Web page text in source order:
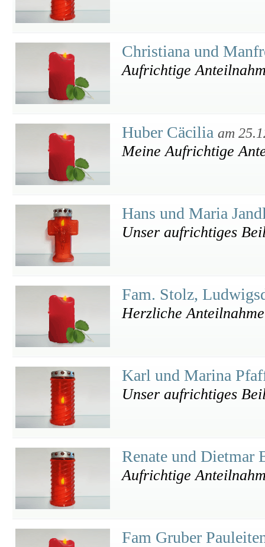
Christiana und
Aufrichtige
Huber Cäcilia am
Meine Aufrichtige
Hans und Maria
Unser aufrichtiges
Fam. Stolz,
Herzliche Anteilnahme
Karl und Marina
Unser aufrichtiges
Renate und Dietmar
Aufrichtige
Fam Gruber